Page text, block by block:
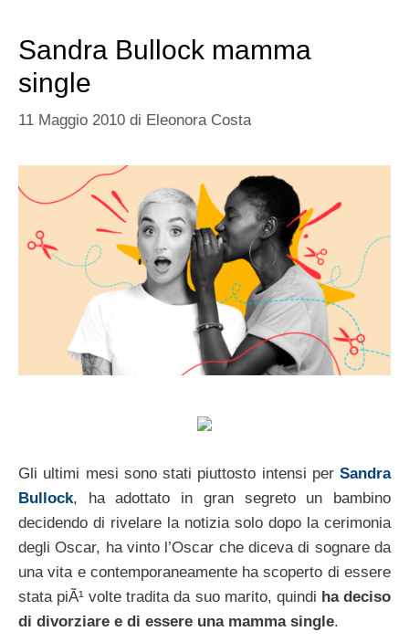
Sandra Bullock mamma
single
11 Maggio 2010 di Eleonora Costa
Gli ultimi mesi sono stati piuttosto intensi per Sandra
Bullock, ha adottato in gran segreto un bambino
decidendo di rivelare la notizia solo dopo la cerimonia
degli Oscar, ha vinto l’Oscar che diceva di sognare da
una vita e contemporaneamente ha scoperto di essere
stata piÃ¹ volte tradita da suo marito, quindi ha deciso
di divorziare e di essere una mamma single.